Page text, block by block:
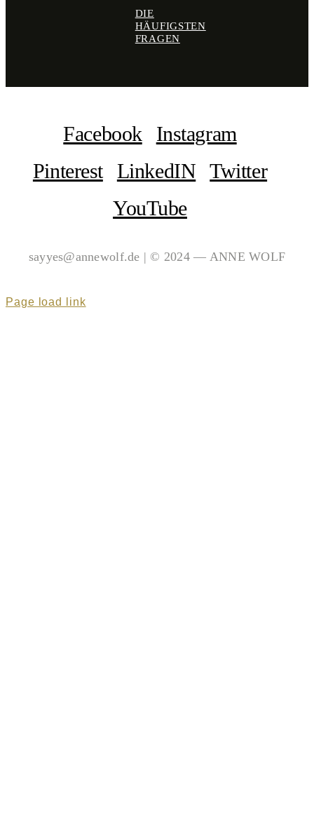
DIE
HÄUFIGSTEN
FRAGEN
Facebook
Instagram
Pinterest
LinkedIN
Twitter
YouTube
sayyes@annewolf.de | © 2024 — ANNE WOLF
Page load link